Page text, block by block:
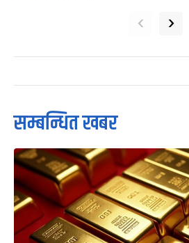
‹ ›
सम्बन्धित खबर